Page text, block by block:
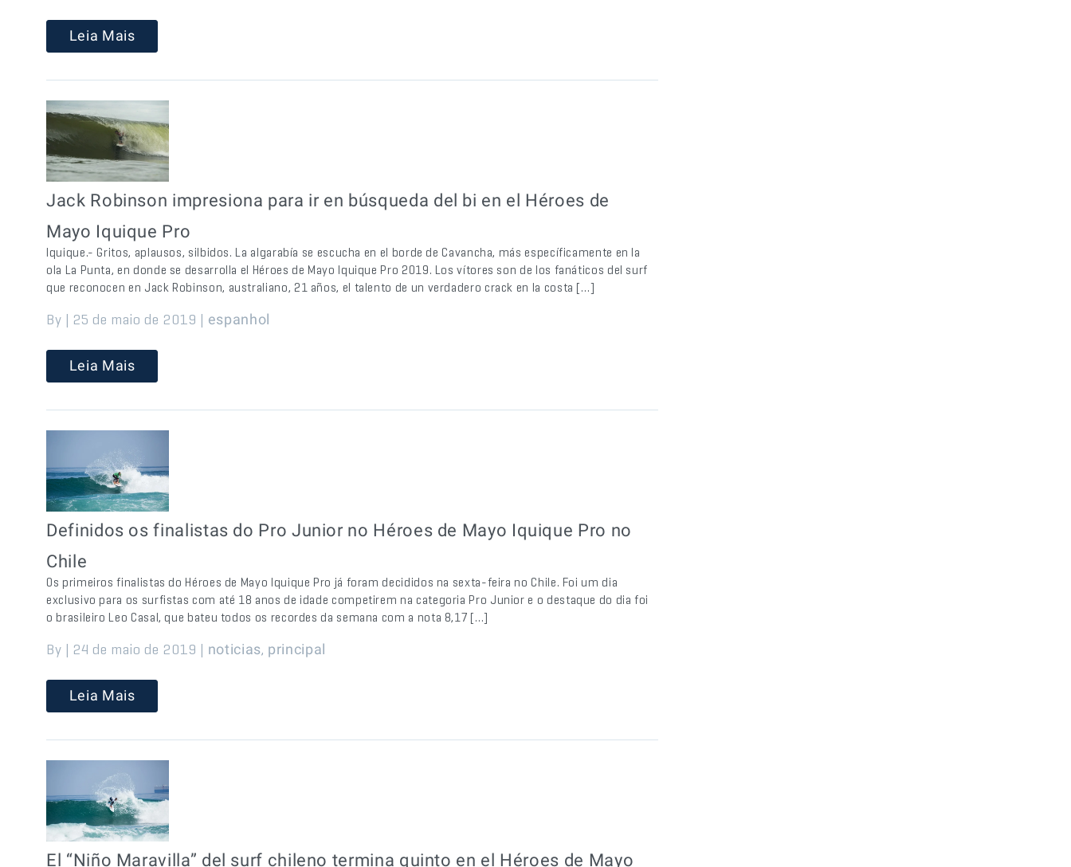
Leia Mais
Jack Robinson impresiona para ir en búsqueda del bi en el Héroes de
Mayo Iquique Pro
Iquique.- Gritos, aplausos, silbidos. La algarabía se escucha en el borde de Cavancha, más específicamente en la
ola La Punta, en donde se desarrolla el Héroes de Mayo Iquique Pro 2019. Los vítores son de los fanáticos del surf
que reconocen en Jack Robinson, australiano, 21 años, el talento de un verdadero crack en la costa […]
By | 25 de maio de 2019 | espanhol
Leia Mais
Definidos os finalistas do Pro Junior no Héroes de Mayo Iquique Pro no
Chile
Os primeiros finalistas do Héroes de Mayo Iquique Pro já foram decididos na sexta-feira no Chile. Foi um dia
exclusivo para os surfistas com até 18 anos de idade competirem na categoria Pro Junior e o destaque do dia foi
o brasileiro Leo Casal, que bateu todos os recordes da semana com a nota 8,17 […]
By | 24 de maio de 2019 | noticias, principal
Leia Mais
El “Niño Maravilla” del surf chileno termina quinto en el Héroes de Mayo